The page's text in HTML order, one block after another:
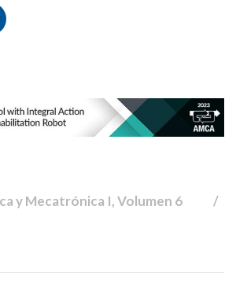
y Mecatrónica I, Volumen 6